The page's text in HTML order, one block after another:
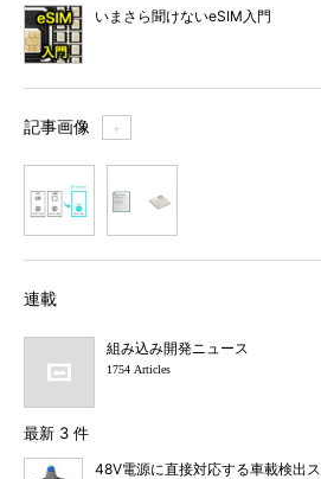
いまさら聞けないeSIM入門
記事画像 ＋
連載
組み込み開発ニュース
1754 Articles
最新 3 件
48V電源に直接対応する車載検出